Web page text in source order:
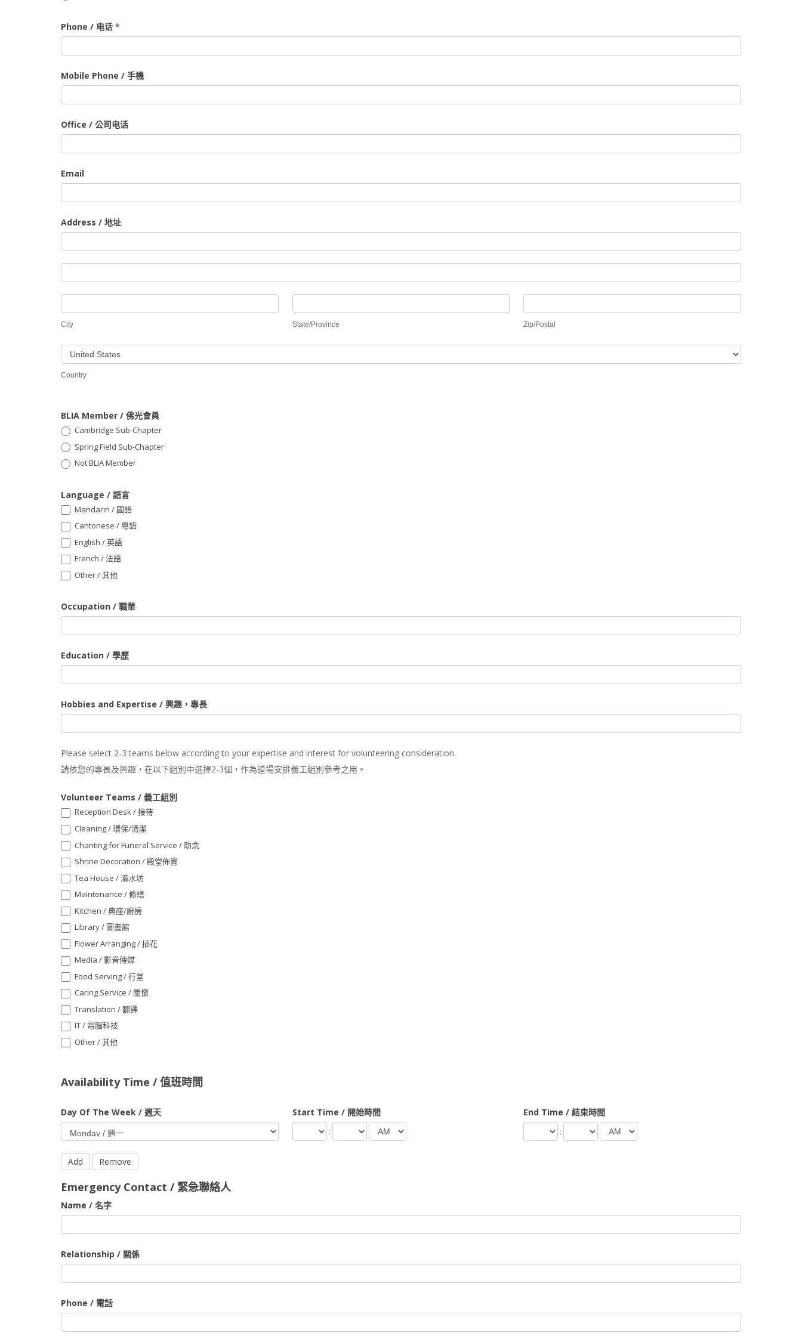
Phone / 电话 *
Mobile Phone / 手機
Office / 公司电话
Email
Address / 地址
City State/Province Zip/Postal
Country
Country
BLIA Member / 佛光會員
Cambridge Sub-Chapter
Spring Field Sub-Chapter
Not BLIA Member
Language / 語言
Mandarin / 國語
Cantonese / 粵語
English / 英語
French / 法語
Other / 其他
Occupation / 職業
Education / 學歷
Hobbies and Expertise / 興趣，專長
Please select 2-3 teams below according to your expertise and interest for volunteering consideration.
請依您的專長及興趣，在以下組別中選擇2-3個，作為道場安排義工組別參考之用。
Volunteer Teams / 義工組別
Reception Desk / 接待
Cleaning / 環保/清潔
Chanting for Funeral Service / 助念
Shrine Decoration / 殿堂佈置
Tea House / 滴水坊
Maintenance / 修繕
Kitchen / 典座/廚房
Library / 圖書館
Flower Arranging / 插花
Media / 影音傳媒
Food Serving / 行堂
Caring Service / 關懷
Translation / 翻譯
IT / 電腦科技
Other / 其他
Availability Time / 值班時間
Day Of The Week / 週天 Start Time / 開始時間
:
End Time / 結束時間
:
Add Remove
Emergency Contact / 緊急聯絡人
Name / 名字
Relationship / 關係
Phone / 電話